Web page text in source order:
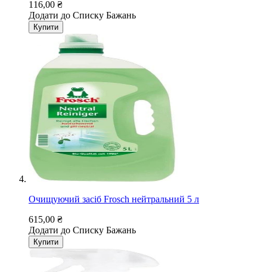
116,00 ₴
Додати до Списку Бажань
Купити
Очищуючий засіб Frosch нейтральний 5 л
615,00 ₴
Додати до Списку Бажань
Купити